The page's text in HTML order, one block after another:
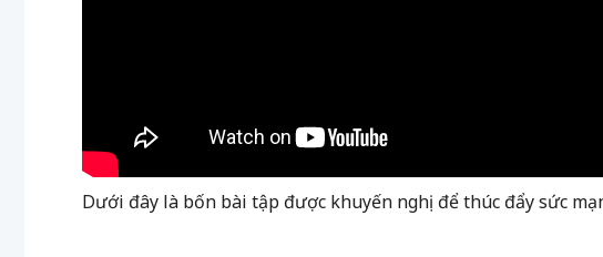
Dưới đây là bốn bài tập được khuyến nghị để thúc đẩy sức